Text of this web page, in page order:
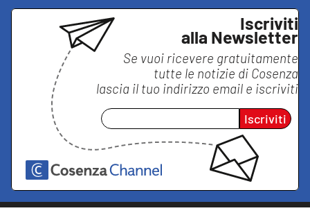
Iscriviti
alla Newsletter
Se vuoi ricevere gratuitamente
tutte le notizie di Cosenza
lascia il tuo indirizzo email e iscriviti
Iscriviti